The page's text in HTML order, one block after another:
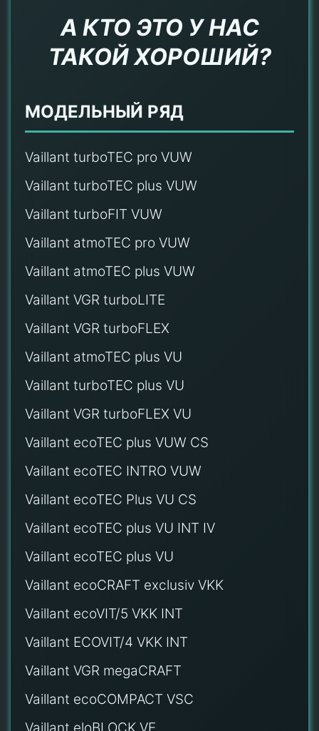
А КТО ЭТО У НАС
ТАКОЙ ХОРОШИЙ?
МОДЕЛЬНЫЙ РЯД
Vaillant turboTEC pro VUW
Vaillant turboTEC plus VUW
Vaillant turboFIT VUW
Vaillant atmoTEC pro VUW
Vaillant atmoTEC plus VUW
Vaillant VGR turboLITE
Vaillant VGR turboFLEX
Vaillant atmoTEC plus VU
Vaillant turboTEC plus VU
Vaillant VGR turboFLEX VU
Vaillant ecoTEC plus VUW CS
Vaillant ecoTEC INTRO VUW
Vaillant ecoTEC Plus VU CS
Vaillant ecoTEC plus VU INT IV
Vaillant ecoTEC plus VU
Vaillant ecoCRAFT exclusiv VKK
Vaillant ecoVIT/5 VKK INT
Vaillant ECOVIT/4 VKK INT
Vaillant VGR megaCRAFT
Vaillant ecoCOMPACT VSC
Vaillant eloBLOCK VE